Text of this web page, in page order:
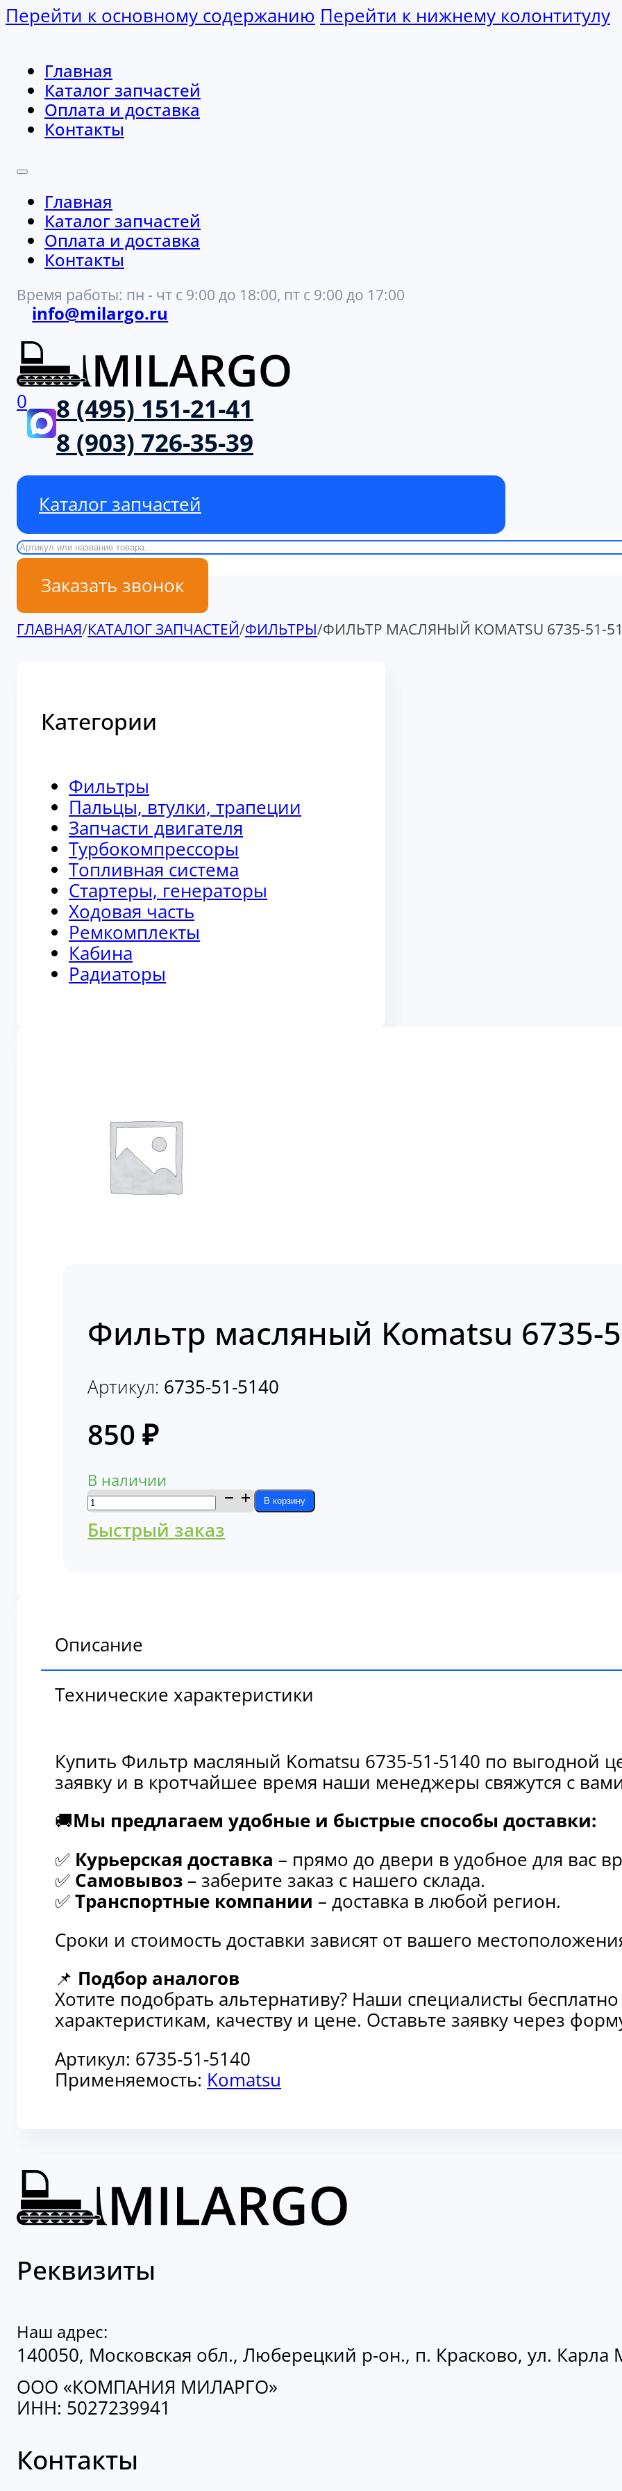
Перейти к основному содержанию Перейти к нижнему колонтитулу
Главная
Каталог запчастей
Оплата и доставка
Контакты
Главная
Каталог запчастей
Оплата и доставка
Контакты
Время работы: пн - чт с 9:00 до 18:00, пт с 9:00 до 17:00
info@milargo.ru
0
8 (495) 151-21-41
8 (903) 726-35-39
Каталог запчастей
Поиск
Заказать звонок
ГЛАВНАЯ/КАТАЛОГ ЗАПЧАСТЕЙ/ФИЛЬТРЫ/ФИЛЬТР МАСЛЯНЫЙ KOMATSU 6735-51-
Категории
Фильтры
Пальцы, втулки, трапеции
Запчасти двигателя
Турбокомпрессоры
Топливная система
Стартеры, генераторы
Ходовая часть
Ремкомплекты
Кабина
Радиаторы
Фильтр масляный Komatsu 6735-
Артикул: 6735-51-5140
850₽
В наличии
Количество
товара
Фильтр
5140
В корзину
Быстрый заказ
Описание
Технические характеристики
Купить Фильтр масляный Komatsu 6735-51-5140 по выгодной
заявку и в кротчайшее время наши менеджеры свяжутся с
🚚Мы предлагаем удобные и быстрые способы доставки:
✅ Курьерская доставка – прямо до двери в удобное для вас
✅ Самовывоз – заберите заказ с нашего склада.
✅ Транспортные компании – доставка в любой регион.
Сроки и стоимость доставки зависят от вашего
📌 Подбор аналогов
Хотите подобрать альтернативу? Наши специалисты
характеристикам, качеству и цене. Оставьте заявку через
Артикул: 6735-51-5140
Применяемость: Komatsu
Реквизиты
Наш адрес:
140050, Московская обл., Люберецкий р-он., п. Красково, ул. Карла
ООО «КОМПАНИЯ МИЛАРГО»
ИНН: 5027239941
Контакты